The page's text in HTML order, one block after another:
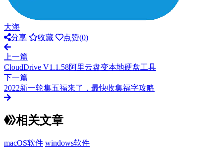
大海
分享
收藏 点赞(0)
上一篇
CloudDrive V1.1.58阿里云盘变本地硬盘工具
下一篇
2022新一轮集五福来了，最快收集福字攻略
相关文章
macOS软件 windows软件